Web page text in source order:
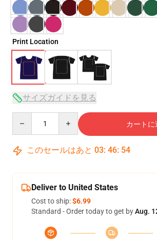
Print Location
サイズガイドを見る
カートに
このセールはあと 03: 46: 53
Deliver to United States
Cost to ship:$6.99
Standard - Order today to get byAug.